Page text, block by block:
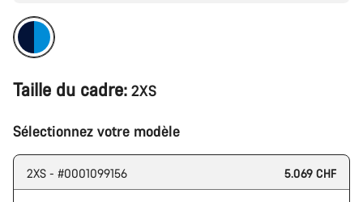
Taille du cadre: 2XS
Sélectionnez votre modèle
2XS - #0001099156 5.069 CHF